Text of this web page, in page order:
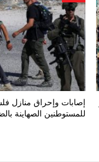
إصابات وإحراق منازل
للمستوطنين الصهاينة